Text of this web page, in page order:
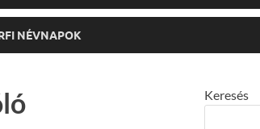
NÉVNAPOK
Keresés